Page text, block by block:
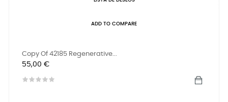
ADD TO COMPARE
Copy Of 42185 Regenerative...
Precio
55,00 €